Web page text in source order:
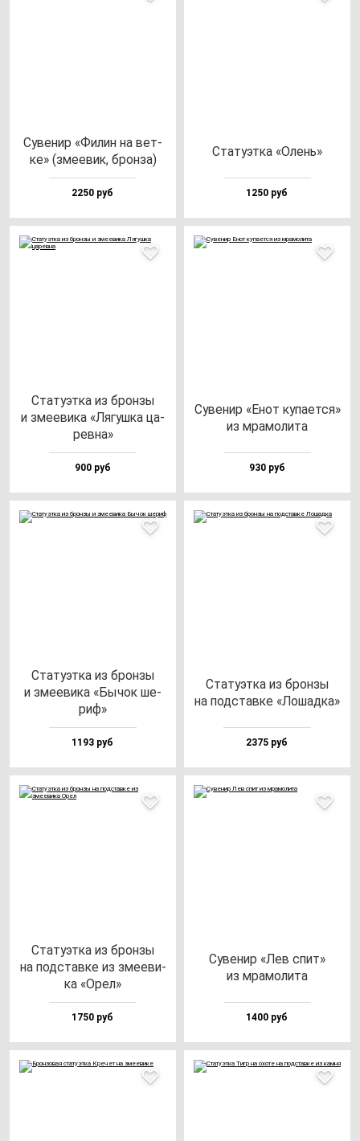
Суве­нир «Филин на вет­
ке» (зме­евик, брон­за)
2250 руб
Ста­ту­эт­ка «Олень»
1250 руб
Ста­ту­эт­ка из брон­зы
и зме­еви­ка «Лягуш­ка ца­
рев­на»
900 руб
Суве­нир «Енот ку­па­ет­ся»
из мра­мо­ли­та
930 руб
Ста­ту­эт­ка из брон­зы
и зме­еви­ка «Бычок ше­
риф»
1193 руб
Ста­ту­эт­ка из брон­зы
на под­став­ке «Лошад­ка»
2375 руб
Ста­ту­эт­ка из брон­зы
на под­став­ке из зме­еви­
ка «Орел»
1750 руб
Суве­нир «Лев спит»
из мра­мо­ли­та
1400 руб